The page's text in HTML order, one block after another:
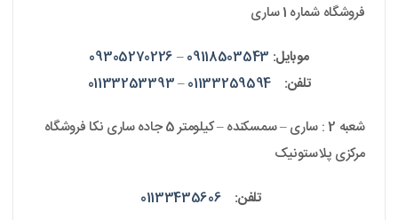
فروشگاه شماره 1 ساری
موبایل:09118503543
–
09305270226
تلفن:
01133259594
–
01133253393
شعبه 2 : ساری – سمسکنده – کیلومتر 5 جاده ساری نکا فروشگاه
مرکزی پلاستونیک
تلفن:
01133435606